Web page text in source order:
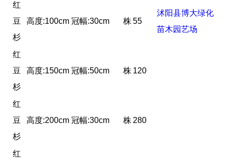
沭阳县博大绿化
苗木园艺场
红
豆
杉
高度:100cm 冠幅:30cm 株55
红
豆
杉
高度:150cm 冠幅:50cm 株 120
红
豆
杉
高度:200cm 冠幅:30cm 株 280
红